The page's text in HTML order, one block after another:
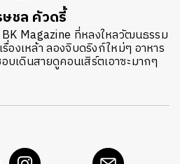
ชล คัวดรี้
Magazine ที่หลงใหลวัฒนธรรม
องเหล้า ลองจิบดริงก์ใหม่ๆ อาหาร
บเดินสายดูคอนเสิร์ตเอาซะมากๆ